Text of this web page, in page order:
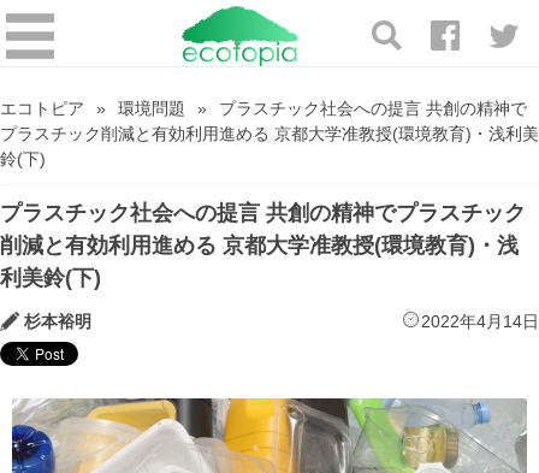
エコトピア 環境問題
プラスチック社会への提言 共創の精神で
プラスチック削減と有効利用進める 京都大学准教授(環境教育)・浅利美
鈴(下)
プラスチック社会への提言 共創の精神でプラスチック
削減と有効利用進める 京都大学准教授(環境教育)・浅
利美鈴(下)
杉本裕明 2022年4月14日